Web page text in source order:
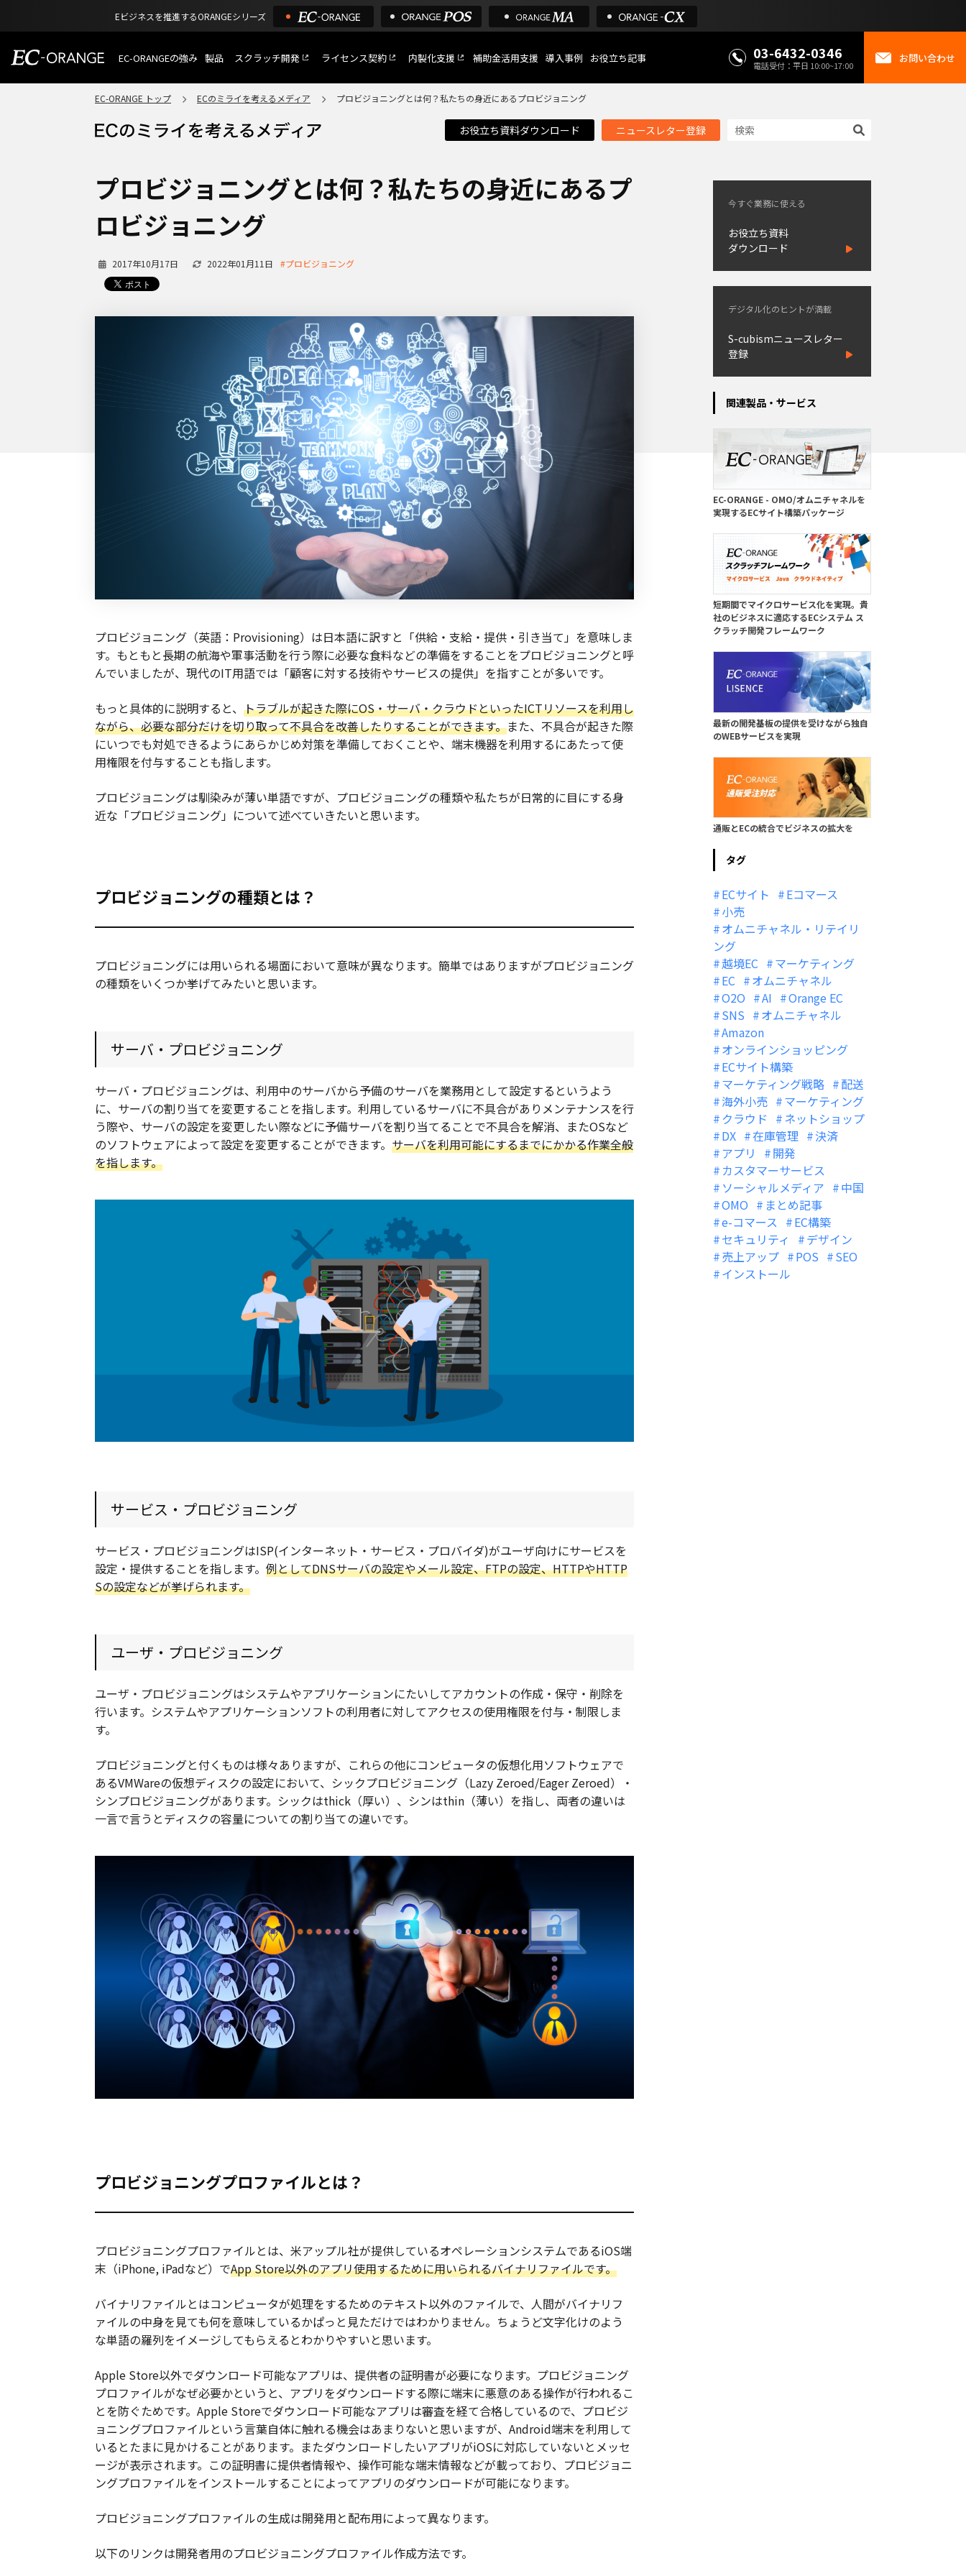
Eビジネスを推進するORANGEシリーズ
EC-ORANGEの強み
選ばれる理由
ECサイトのリプレイス
機能一覧
外部サービス連携
インフラ環境・サポート
製品
特長
ショッピングモール型 EC
通販受注対応
ECと通販の連動を可能に
EC運用支援
継続的に結果を出し続けるECサイトへ
スクラッチ開発 ライセンス契約 内製化支援 補助金活用支援 導入事例 お役立ち記事 03-6432-0346
電話受付：平日 10:00~17:00
お問い合わせ
EC-ORANGE トップ ECのミライを考えるメディア プロビジョニングとは何？私たちの身近にあるプロビジョニング
お役立ち資料ダウンロード ニュースレター登録
プロビジョニングとは何？私たちの身近にあるプ
ロビジョニング
2017年10月17日 2022年01月11日 #プロビジョニング
プロビジョニング（英語：Provisioning）は日本語に訳すと「供給・支給・提供・引き当て」を意味しま
す。もともと長期の航海や軍事活動を行う際に必要な食料などの準備をすることをプロビジョニングと呼
んでいましたが、現代のIT用語では「顧客に対する技術やサービスの提供」を指すことが多いです。
もっと具体的に説明すると、 トラブルが起きた際にOS・サーバ・クラウドといったICTリソースを利用し
ながら、必要な部分だけを切り取って不具合を改善したりすることができます。また、不具合が起きた際
にいつでも対処できるようにあらかじめ対策を準備しておくことや、端末機器を利用するにあたって使
用権限を付与することも指します。
プロビジョニングは馴染みが薄い単語ですが、プロビジョニングの種類や私たちが日常的に目にする身
近な「プロビジョニング」について述べていきたいと思います。
プロビジョニングの種類とは？
プロビジョニングには用いられる場面において意味が異なります。簡単ではありますがプロビジョニング
の種類をいくつか挙げてみたいと思います。
サーバ・プロビジョニング
サーバ・プロビジョニングは、利用中のサーバから予備のサーバを業務用として設定するというよう
に、サーバの割り当てを変更することを指します。利用しているサーバに不具合がありメンテナンスを行
う際や、サーバの設定を変更したい際などに予備サーバを割り当てることで不具合を解消、またOSなど
のソフトウェアによって設定を変更することができます。 サーバを利用可能にするまでにかかる作業全般
を指します。
サービス・プロビジョニング
サービス・プロビジョニングはISP(インターネット・サービス・プロバイダ)がユーザ向けにサービスを
設定・提供することを指します。 例としてDNSサーバの設定やメール設定、FTPの設定、HTTPやHTTP
Sの設定などが挙げられます。
ユーザ・プロビジョニング
ユーザ・プロビジョニングはシステムやアプリケーションにたいしてアカウントの作成・保守・削除を
行います。システムやアプリケーションソフトの利用者に対してアクセスの使用権限を付与・制限しま
す。
プロビジョニングと付くものは様々ありますが、これらの他にコンピュータの仮想化用ソフトウェアで
あるVMWareの仮想ディスクの設定において、シックプロビジョニング（Lazy Zeroed/Eager Zeroed）・
シンプロビジョニングがあります。シックはthick（厚い）、シンはthin（薄い）を指し、両者の違いは
一言で言うとディスクの容量についての割り当ての違いです。
プロビジョニングプロファイルとは？
プロビジョニングプロファイルとは、米アップル社が提供しているオペレーションシステムであるiOS端
末（iPhone, iPadなど）でApp Store以外のアプリ使用するために用いられるバイナリファイルです。
バイナリファイルとはコンピュータが処理をするためのテキスト以外のファイルで、人間がバイナリフ
ァイルの中身を見ても何を意味しているかぱっと見ただけではわかりません。ちょうど文字化けのよう
な単語の羅列をイメージしてもらえるとわかりやすいと思います。
Apple Store以外でダウンロード可能なアプリは、提供者の証明書が必要になります。プロビジョニング
プロファイルがなぜ必要かというと、アプリをダウンロードする際に端末に悪意のある操作が行われるこ
とを防ぐためです。Apple Storeでダウンロード可能なアプリは審査を経て合格しているので、プロビジ
ョニングプロファイルという言葉自体に触れる機会はあまりないと思いますが、Android端末を利用して
いるとたまに見かけることがあります。またダウンロードしたいアプリがiOSに対応していないとメッセ
ージが表示されます。この証明書に提供者情報や、操作可能な端末情報などが載っており、プロビジョニ
ングプロファイルをインストールすることによってアプリのダウンロードが可能になります。
プロビジョニングプロファイルの生成は開発用と配布用によって異なります。
以下のリンクは開発者用のプロビジョニングプロファイル作成方法です。
今すぐ業務に使える
お役立ち資料
ダウンロード
デジタル化のヒントが満載
S-cubismニュースレター
登録
関連製品・サービス
EC-ORANGE - OMO/オムニチャネルを
実現するECサイト構築パッケージ
短期間でマイクロサービス化を実現。貴
社のビジネスに適応するECシステム ス
クラッチ開発フレームワーク
最新の開発基板の提供を受けながら独自
のWEBサービスを実現
通販とECの統合でビジネスの拡大を
タグ
ECサイト
Eコマース
小売
オムニチャネル・リテイリ
ング
越境EC
マーケティング
EC
オムニチャネル
O2O
AI
Orange EC
SNS
オムニチャネル
Amazon
オンラインショッピング
ECサイト構築
マーケティング戦略
配送
海外小売
マーケティング
クラウド
ネットショップ
DX
在庫管理
決済
アプリ
開発
カスタマーサービス
ソーシャルメディア
中国
OMO
まとめ記事
e-コマース
EC構築
セキュリティ
デザイン
売上アップ
POS
SEO
インストール